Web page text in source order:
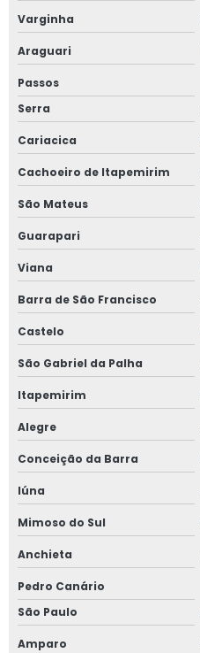
Varginha
Araguari
Passos
Serra
Cariacica
Cachoeiro de Itapemirim
São Mateus
Guarapari
Viana
Barra de São Francisco
Castelo
São Gabriel da Palha
Itapemirim
Alegre
Conceição da Barra
Iúna
Mimoso do Sul
Anchieta
Pedro Canário
São Paulo
Amparo